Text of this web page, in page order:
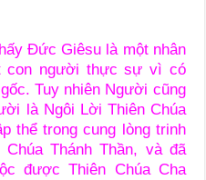
Đức Giêsu là một nhân
con người thực sự vì có
Tuy nhiên Người cũng
là Ngôi Lời Thiên Chúa
thể trong cung lòng trinh
Thánh Thần, và đã
được Thiên Chúa Cha